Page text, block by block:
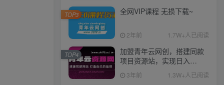
全网VIP课程 无损下载~
2年前 1.7W+人已阅读
TOP3
加盟青年云网创，搭建同款
项目资源站，实现日入
2000+
3年前 1.3W+人已阅读
TOP4